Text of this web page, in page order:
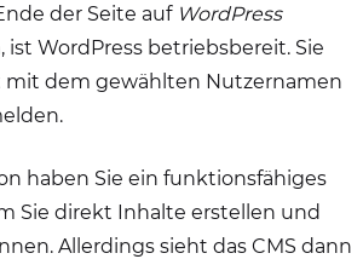
der Seite auf WordPress
ist WordPress betriebsbereit. Sie
mit dem gewählten Nutzernamen
haben Sie ein funktionsfähiges
Sie direkt Inhalte erstellen und
Allerdings sieht das CMS dann